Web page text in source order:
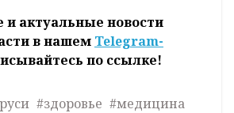
актуальные новости
в нашем Telegram-
по ссылке!
#здоровье #медицина